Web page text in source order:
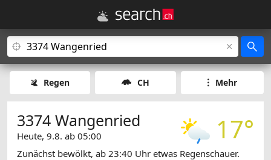
Regen CH Mehr
17°
3374 Wangenried
Heute, 9.8. ab 05:00
Zunächst bewölkt, ab 23:40 Uhr etwas Regenschauer.